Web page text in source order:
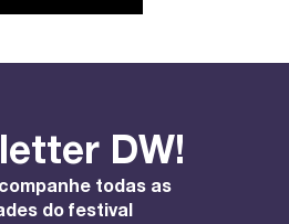
DW!
todas as
do festival